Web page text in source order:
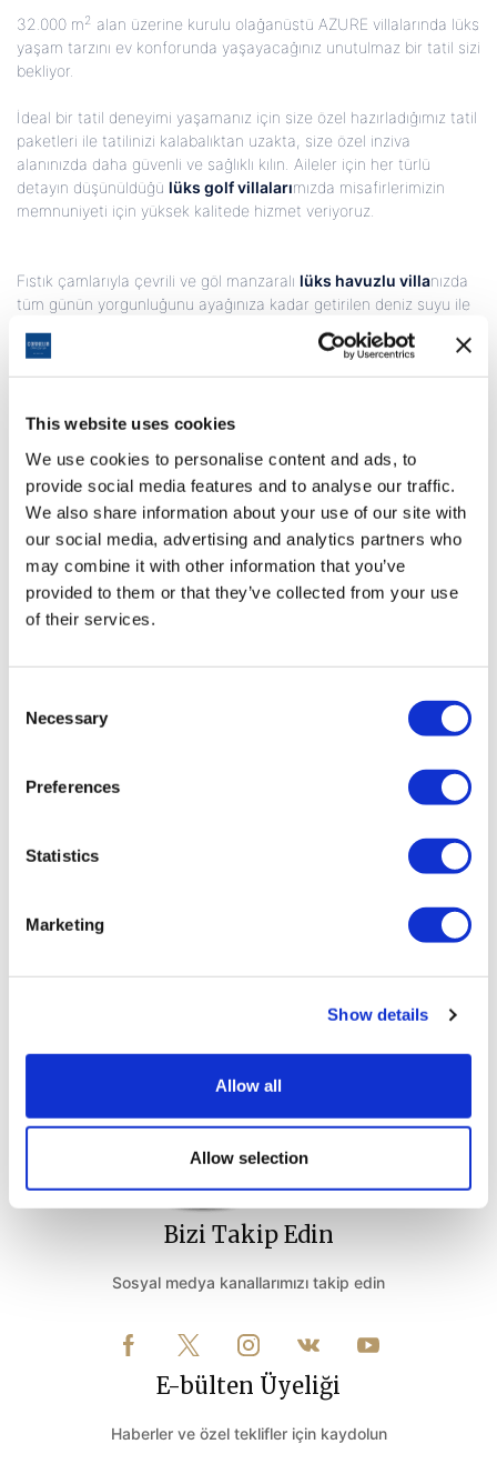
This website uses cookies
We use cookies to personalise content and ads, to
provide social media features and to analyse our traffic.
We also share information about your use of our site with
our social media, advertising and analytics partners who
may combine it with other information that you’ve
provided to them or that they’ve collected from your use
of their services.
Selection
Necessary
Preferences
Statistics
Marketing
Show details
Allow all
Allow selection
32.000 m2 alan üzerine kurulu olağanüstü AZURE villalarında lüks
yaşam tarzını ev konforunda yaşayacağınız unutulmaz bir tatil sizi
bekliyor.
İdeal bir tatil deneyimi yaşamanız için size özel hazırladığımız tatil
paketleri ile tatilinizi kalabalıktan uzakta, size özel inziva
alanınızda daha güvenli ve sağlıklı kılın. Aileler için her türlü
detayın düşünüldüğü lüks golf villalarımızda misafirlerimizin
memnuniyeti için yüksek kalitede hizmet veriyoruz.
Fıstık çamlarıyla çevrili ve göl manzaralı lüks havuzlu villanızda
tüm günün yorgunluğunu ayağınıza kadar getirilen deniz suyu ile
dolu havuzunuzda atabilir ya da özel bakım ve masaj terapisini
villanızda yaptırabilirsiniz. Benzersiz tatlara sahip A’la Carte
menümüzden seçeceğiniz her ağız tadına uygun yemekler ile
Cornelia Diamond Golf Resort & Spa Otel’de
kendinizi ayrıcalıklı hissedeceksiniz. İnziva alanınız olacak olan
villanıza özel ve otelimize ait tüm olanaklardan ayrıcalıklı olarak
yararlanabileceksiniz.
AZURE Villalarımızda konaklarken yürüyüş mesafesindeki
Cornelia Golf Club bünyesinde yer alan Nick Faldo imzalı 27
delikli golf sahamızda golf oynamanın keyfine varabilir, Crassula
Spa Merkezimizde tatilinizi daha konforlu kılabilir ve tenis
çevreleyen fıstık çamı ormanının çevresinde bulunan 6 km
uzunluğundaki patikamızda trekking, yürüyüş ve bisiklet
Tüm sorularınız ve rezervasyon için; 444 1 267 /
Hava Durumu
Belek Antalya - Turkey
26°C
Bizi Takip Edin
Sosyal medya kanallarımızı takip edin
E-bülten Üyeliği
Haberler ve özel teklifler için kaydolun